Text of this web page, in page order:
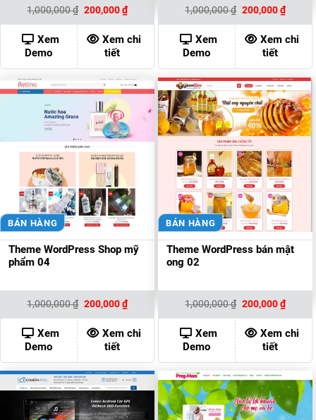
1,000,000₫ Giá
là:
1,000,000 ₫.
200,000₫Giá
hiện
tại
là:
200,000 ₫.
Xem
Demo
Xem chi
tiết
1,000,000₫ Giá
là:
1,000,000 ₫.
200,000₫Giá
hiện
tại
là:
Xem
Demo
Xem chi
tiết
BÁN HÀNG
Theme WordPress Shop mỹ
phẩm 04
1,000,000₫ Giá
là:
1,000,000 ₫.
200,000₫Giá
hiện
tại
là:
200,000 ₫.
Xem
Demo
Xem chi
tiết
BÁN HÀNG
Theme WordPress bán mật
ong 02
1,000,000₫ Giá
là:
1,000,000 ₫.
200,000₫Giá
hiện
tại
là:
Xem
Demo
Xem chi
tiết